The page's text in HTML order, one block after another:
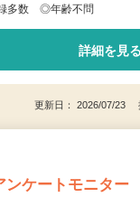
多数 ◎年齢不問
詳細を見る
更新日： 2026/07/23
ンケートモニター